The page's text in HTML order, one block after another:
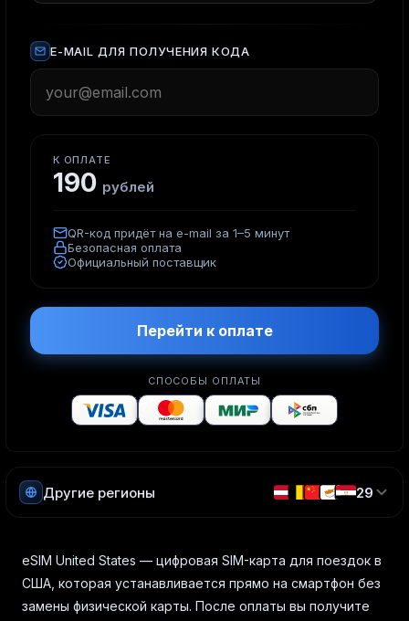
Другие регионы 29
E-MAIL ДЛЯ ПОЛУЧЕНИЯ КОДА
К ОПЛАТЕ
190 рублей
QR-код придёт на e-mail за 1–5 минут
Безопасная оплата
Официальный поставщик
Перейти к оплате
СПОСОБЫ ОПЛАТЫ
eSIM United States — цифровая SIM-карта для поездок в
США, которая устанавливается прямо на смартфон без
замены физической карты. После оплаты вы получите